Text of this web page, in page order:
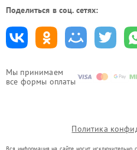
Мы принимаем
все формы оплаты
Поделиться в соц. сетях:
Политика
Вся информация на сайте носит исключительно